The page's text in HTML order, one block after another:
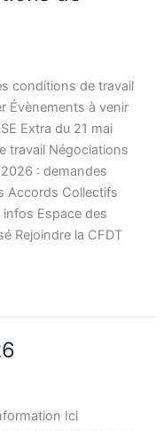
conditions de travail
Évènements à venir
Extra du 21 mai
travail Négociations
: demandes
Accords Collectifs
Espace des
Rejoindre la CFDT
Ici